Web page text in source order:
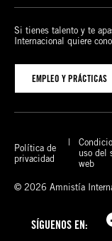
Si tienes talento y te
Internacional quiere
EMPLEO Y PRÁCTICAS
Política de
privacidad
uso del
web
© 2026 Amnistía
SÍGUENOS EN: Facebook